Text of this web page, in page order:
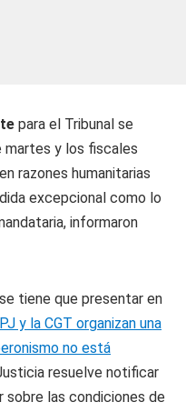
para el Tribunal se
martes y los fiscales
razones humanitarias
excepcional como lo
informaron
tiene que presentar en
y la CGT organizan una
no está
resuelve notificar
sobre las condiciones de